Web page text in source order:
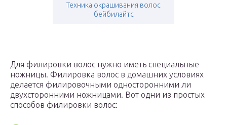
Техника окрашивания волос
бейбилайтс
Для филировки волос нужно иметь специальные
ножницы. Филировка волос в домашних условиях
делается филировочными односторонними ли
двухсторонними ножницами. Вот одни из простых
способов филировки волос: